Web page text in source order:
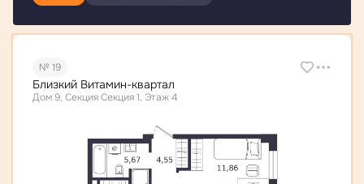
№ 19
Близкий Витамин-квартал
Дом 9, Секция Секция 1, Этаж 4